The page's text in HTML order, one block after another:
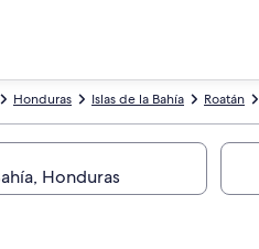
Roatán
Islas de la Bahía
Honduras